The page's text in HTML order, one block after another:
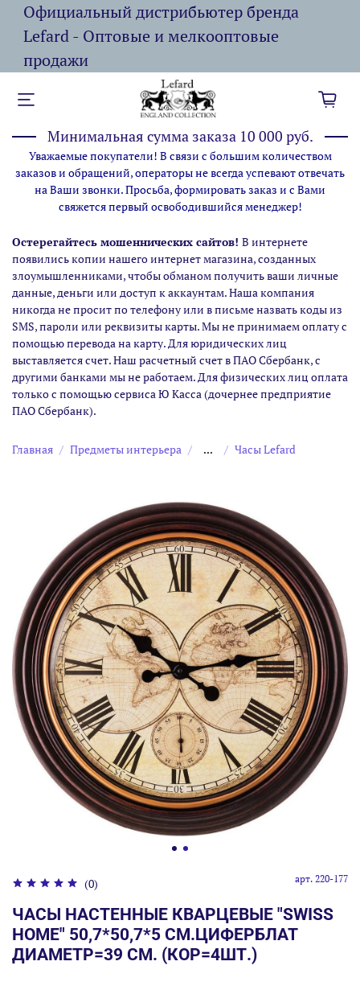
Официальный дистрибьютер бренда
Lefard - Оптовые и мелкооптовые
продажи
Минимальная сумма заказа 10 000 руб.
Уважаемые покупатели! В связи с большим количеством
заказов и обращений, операторы не всегда успевают отвечать
на Ваши звонки. Просьба, формировать заказ и с Вами
свяжется первый освободившийся менеджер!
Остерегайтесь мошеннических сайтов! В интернете
появились копии нашего интернет магазина,созданных
злоумышленниками, чтобы обманом получить ваши личные
данные, деньги или доступ к аккаунтам. Наша компания
никогда не просит по телефону или в письме назвать коды из
SMS, пароли или реквизиты карты. Мы не принимаем оплату с
помощью перевода на карту. Для юридических лиц
выставляется счет. Наш расчетный счет в ПАО Сбербанк, с
другими банками мы не работаем. Для физических лиц оплата
только с помощью сервиса Ю Касса (дочернее предприятие
ПАО Сбербанк).
Главная Предметы интерьера ... Часы Lefard
(0) арт. 220-177
ЧАСЫ НАСТЕННЫЕ КВАРЦЕВЫЕ "SWISS
HOME" 50,7*50,7*5 СМ.ЦИФЕРБЛАТ
ДИАМЕТР=39 СМ. (КОР=4ШТ.)